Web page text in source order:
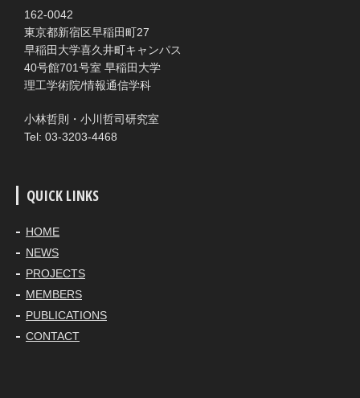
162-0042
東京都新宿区早稲田町27
早稲田大学喜久井町キャンパス
40号館701号室 早稲田大学
理工学術院/情報通信学科
小林哲則・小川哲司研究室
Tel: 03-3203-4468
QUICK LINKS
HOME
NEWS
PROJECTS
MEMBERS
PUBLICATIONS
CONTACT